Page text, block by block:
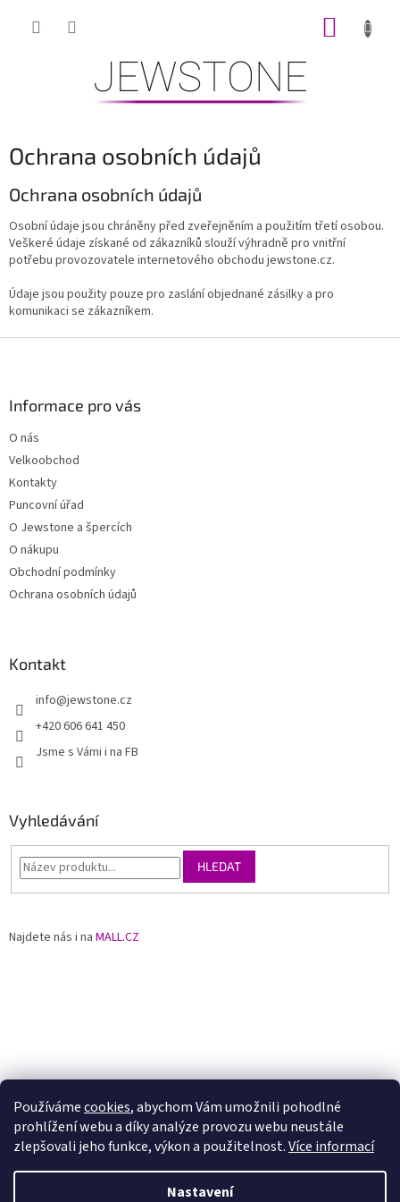
Používámecookies, abychom Vám umožnili pohodlné
prohlížení webu a díky analýze provozu webu neustále
zlepšovali jeho funkce, výkon a použitelnost.Více informací
Nastavení
Ochrana osobních údajů
Ochrana osobních údajů
Osobní údaje jsou chráněny před zveřejněním a použitím třetí osobou.
Veškeré údaje získané od zákazníků slouží výhradně pro vnitřní
potřebu provozovatele internetového obchodu jewstone.cz.
Údaje jsou použity pouze pro zaslání objednané zásilky a pro
komunikaci se zákazníkem.
Informace pro vás
O nás
Velkoobchod
Kontakty
Puncovní úřad
O Jewstone a špercích
O nákupu
Obchodní podmínky
Ochrana osobních údajů
Kontakt
info@jewstone.cz
+420 606 641 450
Jsme s Vámi i na FB
Vyhledávání
HLEDAT
Najdete nás i na MALL.CZ
Vytvořil Shoptet